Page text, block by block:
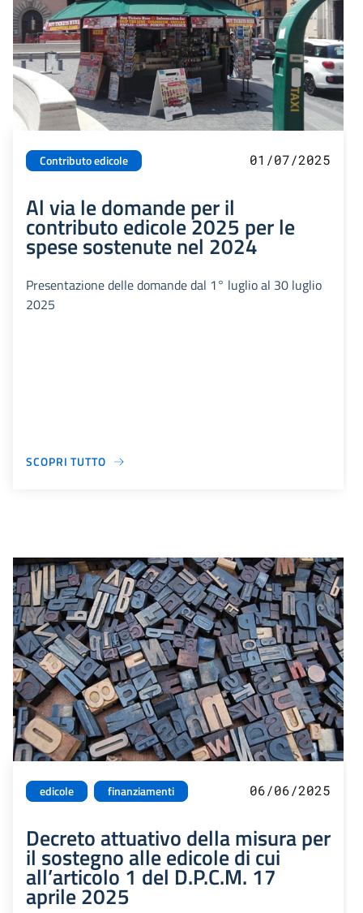
Contributo edicole 01/07/2025
Al via le domande per il
contributo edicole 2025 per le
spese sostenute nel 2024
Presentazione delle domande dal 1° luglio al 30 luglio
2025
SCOPRI TUTTO
edicole finanziamenti 06/06/2025
Decreto attuativo della misura per
il sostegno alle edicole di cui
all’articolo 1 del D.P.C.M. 17
aprile 2025